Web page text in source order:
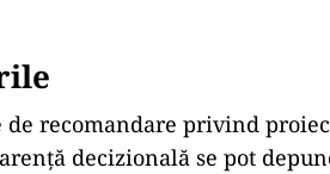
recomandare privind
decizională se pot